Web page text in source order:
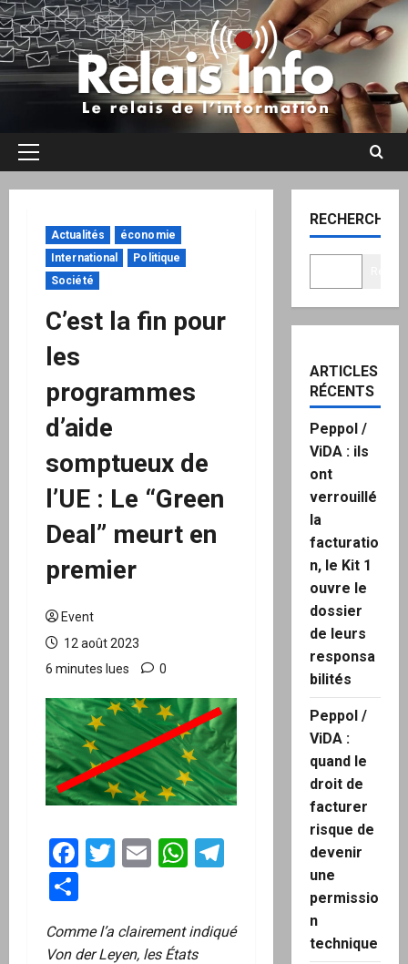
Aller
au
contenu
Menu
Actualités
économie
International
Politique
Société
C’est la fin pour
les
programmes
d’aide
somptueux de
l’UE : Le “Green
Deal” meurt en
premier
Event
12 août 2023
6 minutes lues
0
Facebook
Twitter
EmailWhatsApp
Telegram
Comme l’a clairement indiqué
Von der Leyen, les États
RECHERCHER
ARTICLES
RÉCENTS
Peppol /
ViDA : ils
ont
verrouillé
la
facturatio
n, le Kit 1
ouvre le
dossier
de leurs
responsa
bilités
Peppol /
ViDA :
quand le
droit de
facturer
risque de
devenir
une
permissio
n
technique